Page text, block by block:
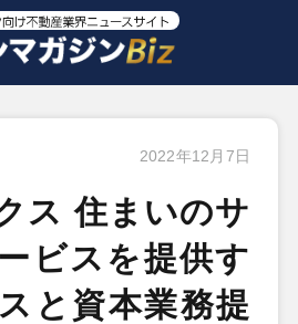
2022年12月7日
ス 住まいのサ
ビスを提供す
と資本業務提